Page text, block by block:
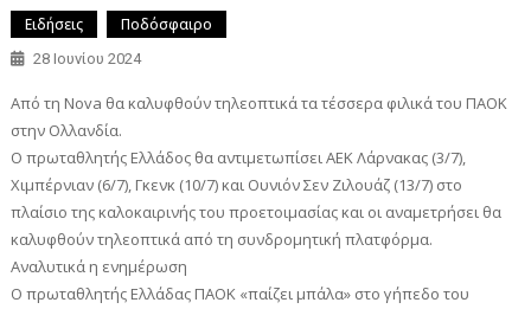
Ειδήσεις Ποδόσφαιρο
28 Ιουνίου 2024
Από τη Nova θα καλυφθούν τηλεοπτικά τα τέσσερα φιλικά του ΠΑΟΚ
στην Ολλανδία.
Ο πρωταθλητής Ελλάδος θα αντιμετωπίσει ΑΕΚ Λάρνακας (3/7),
Χιμπέρνιαν (6/7), Γκενκ (10/7) και Ουνιόν Σεν Ζιλουάζ (13/7) στο
πλαίσιο της καλοκαιρινής του προετοιμασίας και οι αναμετρήσει θα
καλυφθούν τηλεοπτικά από τη συνδρομητική πλατφόρμα.
Αναλυτικά η ενημέρωση
O πρωταθλητής Ελλάδας ΠΑΟΚ «παίζει μπάλα» στο γήπεδο του